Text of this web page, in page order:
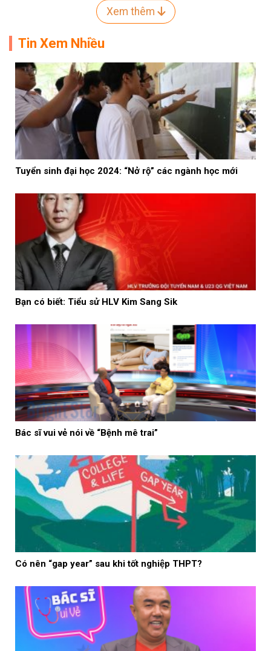
Xem thêm
Tin Xem Nhiều
Tuyển sinh đại học 2024: “Nở rộ” các ngành học mới
Bạn có biết: Tiểu sử HLV Kim Sang Sik
Bác sĩ vui vẻ nói về “Bệnh mê trai”
Có nên “gap year” sau khi tốt nghiệp THPT?